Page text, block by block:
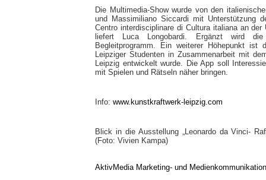
Die Multimedia-Show wurde von den
und Massimiliano Siccardi mit Unterstützung
Centro interdisciplinare di Cultura italiana an
liefert Luca Longobardi. Ergänzt wird
Begleitprogramm. Ein weiterer Höhepunkt
Leipziger Studenten in Zusammenarbeit mit
Leipzig entwickelt wurde. Die App soll
mit Spielen und Rätseln näher bringen.
Info: www.kunstkraftwerk-leipzig.com
Blick in die Ausstellung „Leonardo da Vinci-
(Foto: Vivien Kampa)
AktivMedia Marketing- und